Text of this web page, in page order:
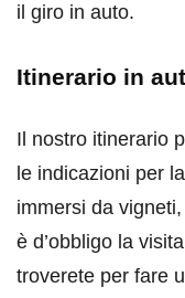
il giro in auto.
Itinerario in
Il nostro itinerario
le indicazioni per la
immersi da
è d’obbligo la
troverete per fare